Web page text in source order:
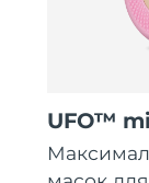
UFO™